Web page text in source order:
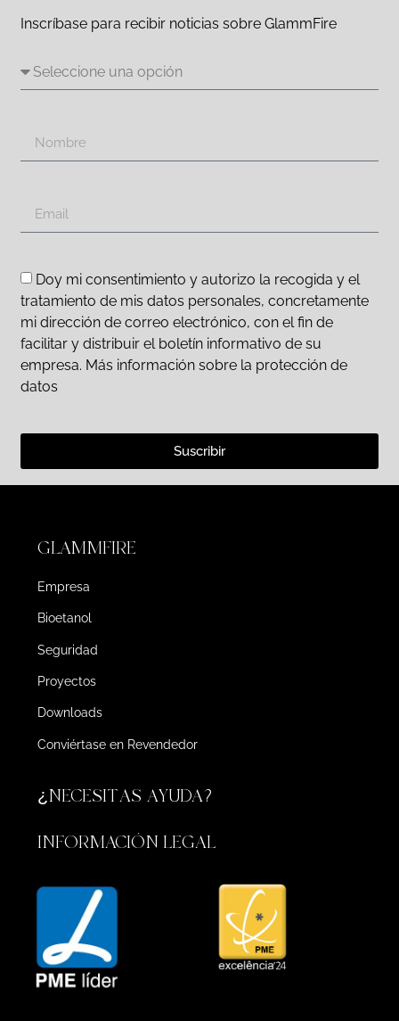
Inscríbase para recibir noticias sobre GlammFire
Doy mi consentimiento y autorizo la recogida y el
tratamiento de mis datos personales, concretamente
mi dirección de correo electrónico, con el fin de
facilitar y distribuir el boletín informativo de su
empresa. Más información sobre la protección de
datos
Suscribir
GLAMMFIRE
Empresa
Bioetanol
Seguridad
Proyectos
Downloads
Conviértase en Revendedor
¿NECESITAS AYUDA?
INFORMACIÓN LEGAL